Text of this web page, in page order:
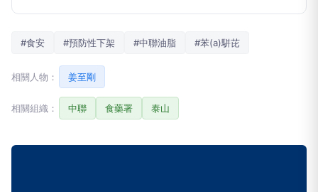
#食安 #預防性下架 #中聯油脂 #苯(a)駢芘
相關人物： 姜至剛
相關組織： 中聯 食藥署 泰山